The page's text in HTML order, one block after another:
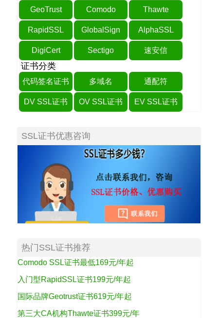
GeoTrust Comodo Thawte
RapidSSL GlobalSign AlphaSSL
DigiCert Sectigo 速安信
证书分类
代码签名证书 多域名 通配符
DV SSL证书 OV SSL证书 EV SSL证书
SSL证书优惠咨询
热门SSL证书推荐
Comodo SSL证书最低169元/年起
入门型RapidSSL证书199元/年起
国际品牌Geotrust证书619元/年起
第三大CA机构Thawte证书399元/年